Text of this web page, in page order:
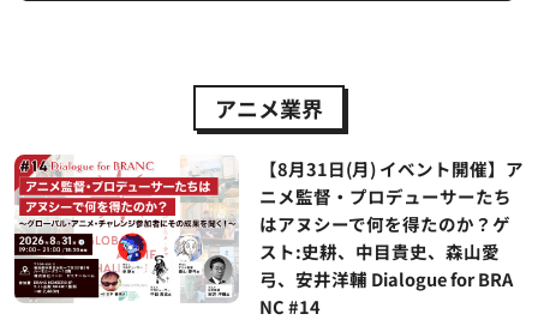
アニメ業界
【8月31日(月) イベント開催】ア
ニメ監督・プロデューサーたち
はアヌシーで何を得たのか？ゲ
スト:史耕、中目貴史、森山愛
弓、安井洋輔 Dialogue for BRA
NC #14